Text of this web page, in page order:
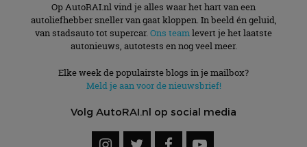
Op AutoRAI.nl vind je alles waar het hart van een
autoliefhebber sneller van gaat kloppen. In beeld én geluid,
van stadsauto tot supercar. Ons teamlevert je het laatste
autonieuws, autotests en nog veel meer.
Elke week de populairste blogs in je mailbox?
Meld je aan voor de nieuwsbrief!
Volg AutoRAI.nl op social media